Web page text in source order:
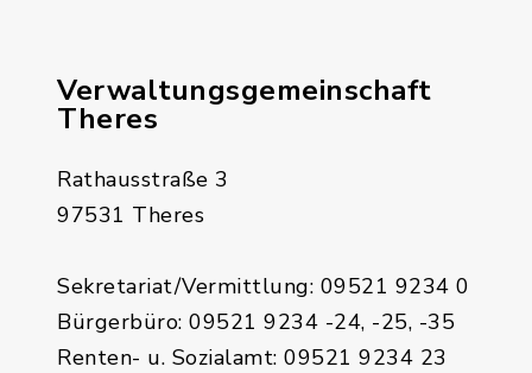
Verwaltungsgemeinschaft
Theres
Rathausstraße 3
97531 Theres
Sekretariat/Vermittlung: 09521 9234 0
Bürgerbüro: 09521 9234 -24, -25, -35
Renten- u. Sozialamt: 09521 9234 23